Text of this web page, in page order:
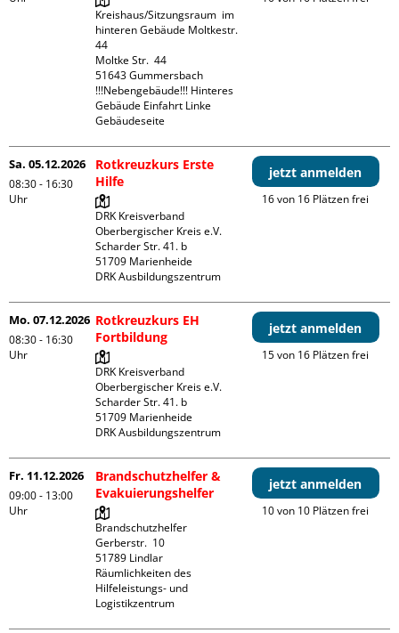
Kreishaus/Sitzungsraum  im
hinteren Gebäude Moltkestr.
44
Moltke Str.  44
51643 Gummersbach
!!!Nebengebäude!!! Hinteres
Gebäude Einfahrt Linke
Gebäudeseite
Sa. 05.12.2026
08:30 - 16:30
Uhr
Rotkreuzkurs Erste
Hilfe
DRK Kreisverband
Oberbergischer Kreis e.V.
Scharder Str. 41. b
51709 Marienheide
DRK Ausbildungszentrum
jetzt anmelden
16 von 16 Plätzen frei
Mo. 07.12.2026
08:30 - 16:30
Uhr
Rotkreuzkurs EH
Fortbildung
DRK Kreisverband
Oberbergischer Kreis e.V.
Scharder Str. 41. b
51709 Marienheide
DRK Ausbildungszentrum
jetzt anmelden
15 von 16 Plätzen frei
Fr. 11.12.2026
09:00 - 13:00
Uhr
Brandschutzhelfer &
Evakuierungshelfer
Brandschutzhelfer
Gerberstr.  10
51789 Lindlar
Räumlichkeiten des
Hilfeleistungs- und
Logistikzentrum
jetzt anmelden
10 von 10 Plätzen frei